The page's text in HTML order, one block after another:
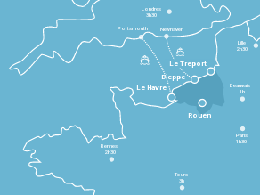
Le Havre
Dieppe
Le Tréport
Rennes
2h30
Tours
3h
Paris
1h30
Beauvais
1h
Lille
2h30
Londres
3h30
Newhaven
Portsmouth
Rouen